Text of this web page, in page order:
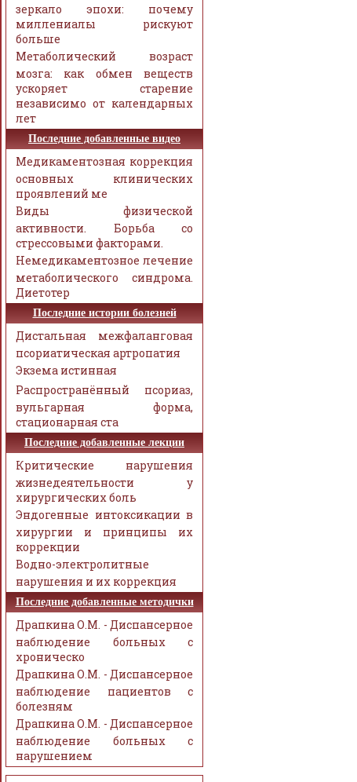
зеркало эпохи: почему
миллениалы рискуют
больше
Метаболический возраст
мозга: как обмен веществ
ускоряет старение
независимо от календарных
лет
Последние добавленные видео
Медикаментозная коррекция
основных клинических
проявлений ме
Виды физической
активности. Борьба со
стрессовыми факторами.
Немедикаментозное лечение
метаболического синдрома.
Диетотер
Последние истории болезней
Дистальная межфаланговая
псориатическая артропатия
Экзема истинная
Распространённый псориаз,
вульгарная форма,
стационарная ста
Последние добавленные лекции
Критические нарушения
жизнедеятельности у
хирургических боль
Эндогенные интоксикации в
хирургии и принципы их
коррекции
Водно-электролитные
нарушения и их коррекция
Последние добавленные методички
Драпкина О.М. - Диспансерное
наблюдение больных с
хроническо
Драпкина О.М. - Диспансерное
наблюдение пациентов с
болезням
Драпкина О.М. - Диспансерное
наблюдение больных с
нарушением